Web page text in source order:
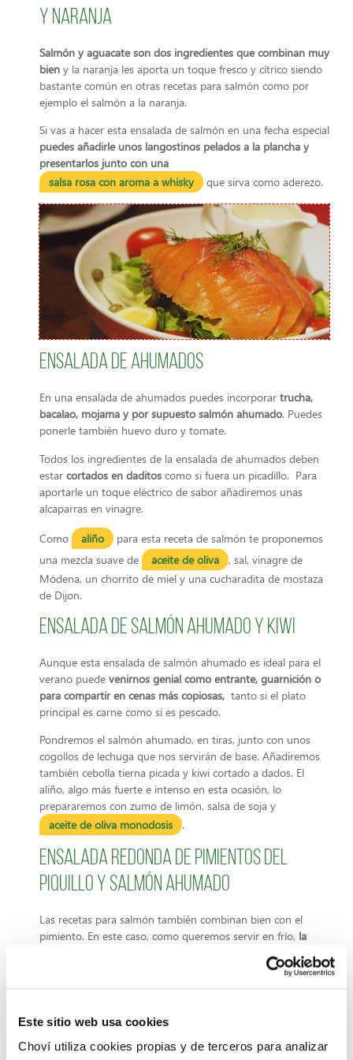
Este sitio web usa cookies
Choví utiliza cookies propias y de terceros para analizar
y naranja
Salmón y aguacate son dos ingredientes que combinan muy
bien y la naranja les aporta un toque fresco y cítrico siendo
bastante común en otras recetas para salmón como por
ejemplo el salmón a la naranja.
Si vas a hacer esta ensalada de salmón en una fecha especial
puedes añadirle unos langostinos pelados a la plancha y
presentarlos junto con una
salsa rosa con aroma a whisky
que sirva como aderezo.
Ensalada de ahumados
En una ensalada de ahumados puedes incorporar trucha,
bacalao, mojama y por supuesto salmón ahumado. Puedes
ponerle también huevo duro y tomate.
Todos los ingredientes de la ensalada de ahumados deben
estar cortados en daditos como si fuera un picadillo. Para
aportarle un toque eléctrico de sabor añadiremos unas
alcaparras en vinagre.
Como aliño
para esta receta de salmón te proponemos
una mezcla suave de
aceite de oliva
, sal, vinagre de
Módena, un chorrito de miel y una cucharadita de mostaza
de Dijon.
Ensalada de salmón ahumado y kiwi
Aunque esta ensalada de salmón ahumado es ideal para el
verano puede venirnos genial como entrante, guarnición o
para compartir en cenas más copiosas, tanto si el plato
principal es carne como si es pescado.
Pondremos el salmón ahumado, en tiras, junto con unos
cogollos de lechuga que nos servirán de base. Añadiremos
también cebolla tierna picada y kiwi cortado a dados. El
aliño, algo más fuerte e intenso en esta ocasión, lo
prepararemos con zumo de limón, salsa de soja y
aceite de oliva monodosis
.
Ensalada redonda de pimientos del
piquillo y salmón ahumado
Las recetas para salmón también combinan bien con el
pimiento. En este caso, como queremos servir en frío, la
variedad que usaremos son los pimientos del piquillo.
podemos servirla
los pimientos cortados a tiras y para finalizar el salmón
ahumado laminado. Añadimos
salsa de yogurt
y